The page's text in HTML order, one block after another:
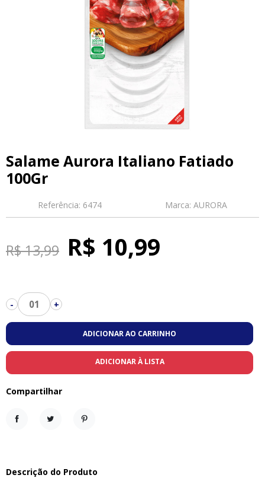
Salame Aurora Italiano Fatiado
100Gr
Referência: 6474 Marca: AURORA
R$ 13,99 R$ 10,99
- 01 +
ADICIONAR AO CARRINHO
ADICIONAR À LISTA
Compartilhar
Descrição do Produto